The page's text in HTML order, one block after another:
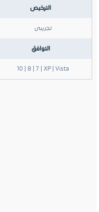
الترخيص
تجريبى
التوافق
10 | 8 | 7 | XP | Vista